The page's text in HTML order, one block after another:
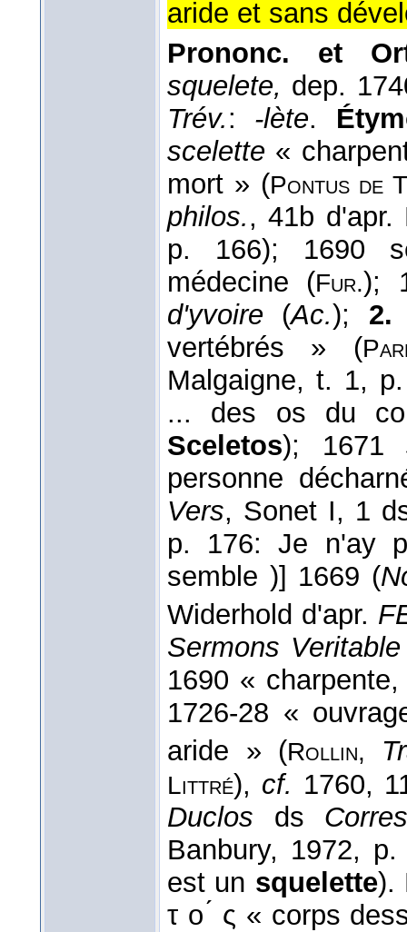
aride et sans
Prononc. et
squelete, dep.
Trév.: -lète.
scelette «
mort » (Pontus de
philos., 41b
p. 166); 1690
médecine (Fur.);
d'yvoire (Ac.); 2.
vertébrés » (
Malgaigne, t. 1,
... des os du
Sceletos); 1671
personne
Vers, Sonet I, 1
p. 176: Je n'ay
semble )] 1669 (
Widerhold d'apr.
Sermons
1690 «
1726-28 «
aride » (Rollin,
Littré), cf. 1760,
Duclos ds
Banbury, 1972,
est un squelette).
τ ο ́ ς « corps